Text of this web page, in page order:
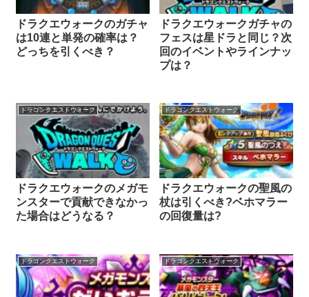
ドラクエウォークのガチャ
は10連と単発の確率は？
どっちを引くべき？
ドラクエウォークガチャの
フェスは星ドラと同じ？次
回のイベントやラインナッ
プは？
ドラゴンクエストウォーク
ドラクエウォークのメガモ
ンスターで貢献できなかっ
た場合はどうなる？
ドラゴンクエストウォーク
ドラクエウォークの聖風の
杖は引くべき?ベホマラー
の回復量は?
ドラゴンクエストウォーク ドラゴンクエストウォーク